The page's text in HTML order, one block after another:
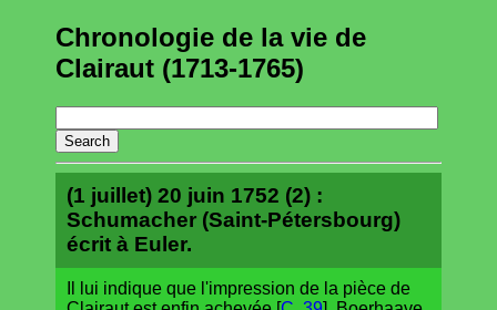
Chronologie de la vie de
Clairaut (1713-1765)
(1 juillet) 20 juin 1752 (2) :
Schumacher (Saint-Pétersbourg)
écrit à Euler.
Il lui indique que l'impression de la pièce de